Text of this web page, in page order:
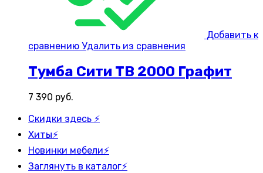
Добавить к
сравнению Удалить из сравнения
Тумба Сити ТВ 2000 Графит
7 390 руб.
Скидки здесь ⚡
Хиты⚡
Новинки мебели⚡
Заглянуть в каталог⚡